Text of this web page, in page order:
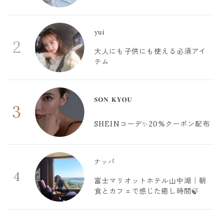
2
yui
大人にも子供にも使える必須アイ
テム
3
𝐒𝐎𝐍 𝐊𝐘𝐎𝐔
SHEINコーデ✨20%クーポン配布
4
ナッパ
富士マリオットホテル山中湖｜朝
食とカフェで感じた癒し時間🍃